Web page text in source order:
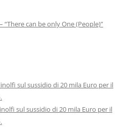
“There can be only One (People)”
sul sussidio di 20 mila Euro per il
sul sussidio di 20 mila Euro per il